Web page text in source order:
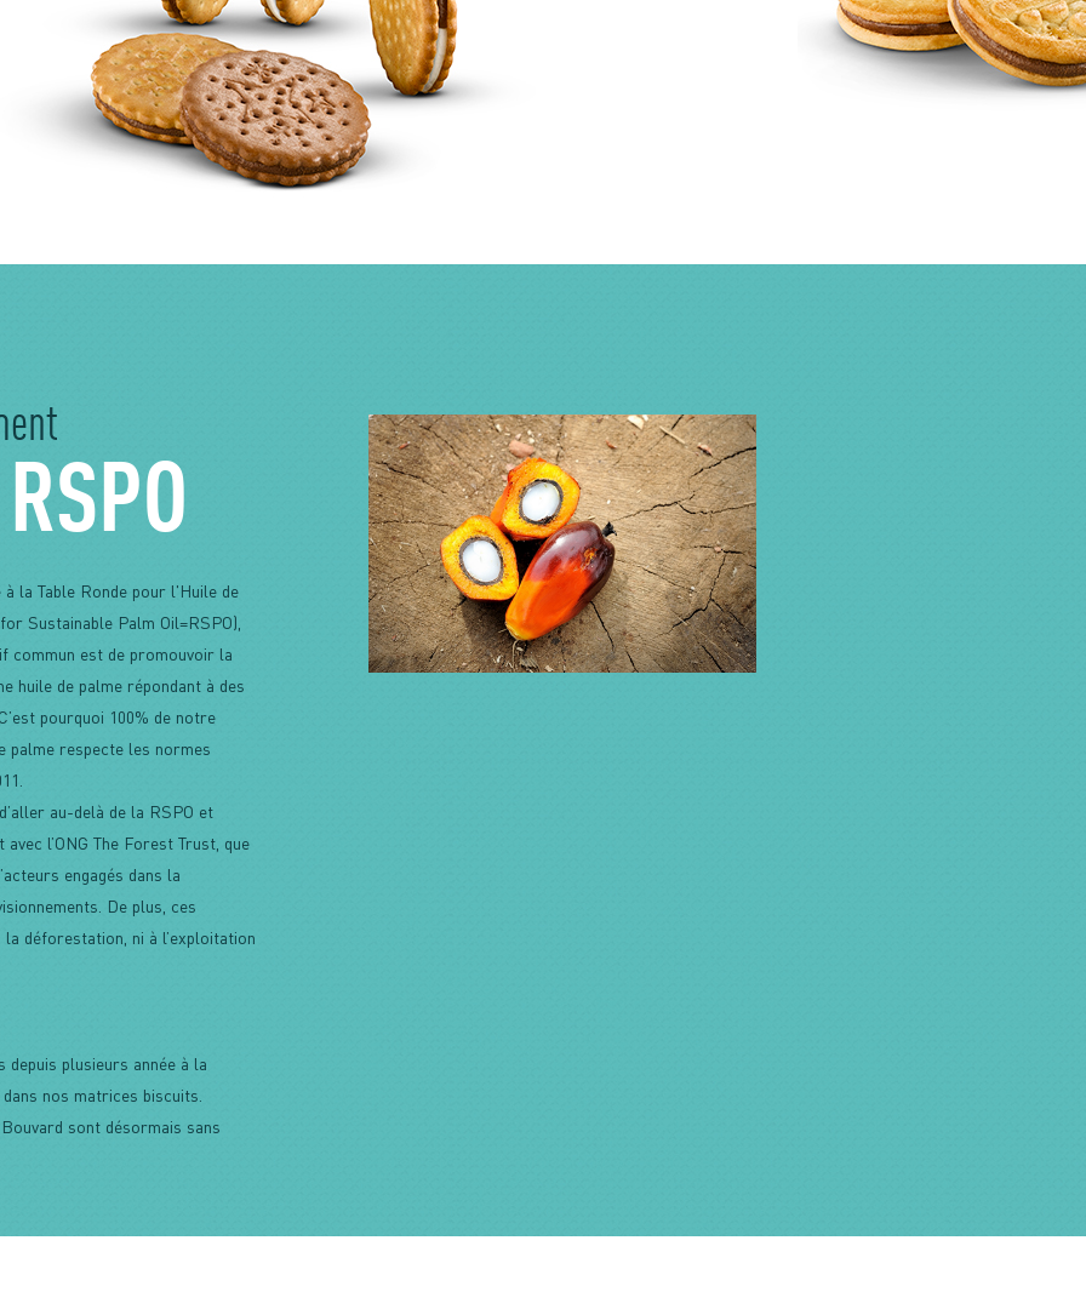
la Table Ronde pour l'Huile de
Sustainable Palm Oil=RSPO),
commun est de promouvoir la
huile de palme répondant à des
pourquoi 100% de notre
palme respecte les normes
au-delà de la RSPO et
l’ONG The Forest Trust, que
engagés dans la
De plus, ces
déforestation, ni à l’exploitation
plusieurs année à la
nos matrices biscuits.
sont désormais sans